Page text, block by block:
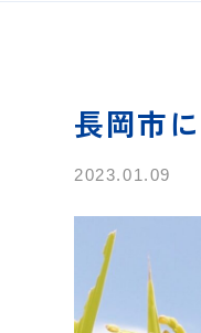
長岡市
2023.01.09